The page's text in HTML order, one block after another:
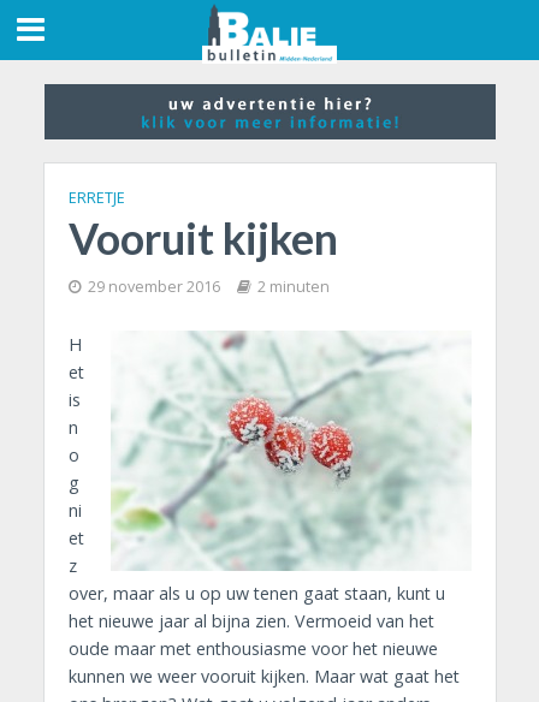
ERRETJE
Vooruit kijken
29 november 2016 2 minuten
H
et
is
n
o
g
ni
et
z
over, maar als u op uw tenen gaat staan, kunt u
het nieuwe jaar al bijna zien. Vermoeid van het
oude maar met enthousiasme voor het nieuwe
kunnen we weer vooruit kijken. Maar wat gaat het